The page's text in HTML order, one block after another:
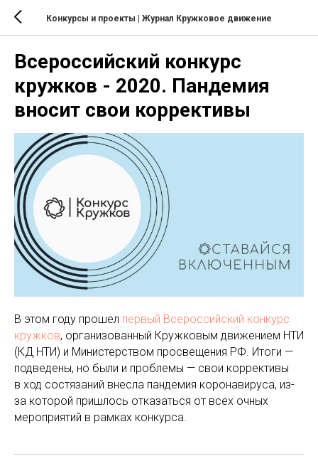
Конкурсы и проекты | Журнал Кружковое движение
Всероссийский конкурс
кружков - 2020. Пандемия
вносит свои коррективы
В этом году прошел первый Всероссийский конкурс
кружков, организованный Кружковым движением НТИ
(КД НТИ) и Министерством просвещения РФ. Итоги —
подведены, но были и проблемы — свои коррективы
в ход состязаний внесла пандемия коронавируса, из-
за которой пришлось отказаться от всех очных
мероприятий в рамках конкурса.